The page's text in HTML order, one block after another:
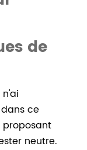
de
ce
proposant
neutre.